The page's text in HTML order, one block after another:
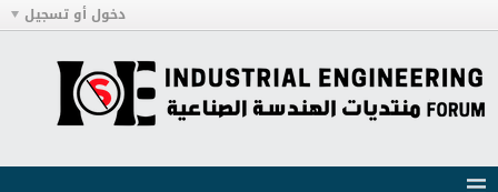
دخول أو تسجيل